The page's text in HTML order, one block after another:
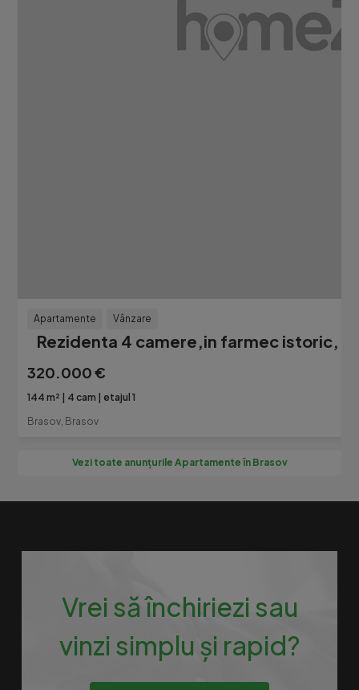
Apartamente Vânzare
Rezidenta 4 camere,in farmec istoric,
320.000 €
144 m² 4 cam
etajul 1
Brasov, Brasov
Vezi toate anunțurile Apartamente în Brasov
Vrei să închiriezi sau
vinzi simplu și rapid?